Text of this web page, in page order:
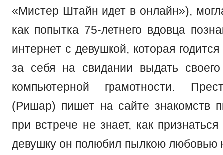
«Мистер Штайн идет в онлайн»),
как попытка 75-летнего вдовца
интернет с девушкой, которая
за себя на свидании выдать своего
компьютерной грамотности.
(Ришар) пишет на сайте знакомств
при встрече не знает, как
девушку он полюбил пылкою любовью